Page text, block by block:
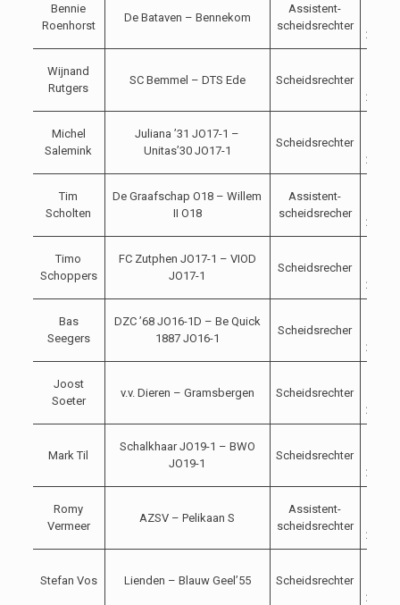
Bennie
Roenhorst
De Bataven – Bennekom
Assistent-
scheidsrechter
2023
Wijnand
Rutgers
SC Bemmel – DTS Ede Scheidsrechter
2023
Michel
Salemink
Juliana ’31 JO17-1 –
Unitas’30 JO17-1
Scheidsrechter
2023
Tim
Scholten
De Graafschap O18 – Willem
II O18
Assistent-
scheidsrecher
2023
Timo
Schoppers
FC Zutphen JO17-1 – VIOD
JO17-1
Scheidsrecher
2023
Bas
Seegers
DZC ’68 JO16-1D – Be Quick
1887 JO16-1
Scheidsrecher
2023
Joost
Soeter
v.v. Dieren – Gramsbergen Scheidsrechter
2023
Mark Til
Schalkhaar JO19-1 – BWO
JO19-1
Scheidsrechter
2023
Romy
Vermeer
AZSV – Pelikaan S
Assistent-
scheidsrechter
2023
Stefan Vos Lienden – Blauw Geel’55 Scheidsrechter
2023